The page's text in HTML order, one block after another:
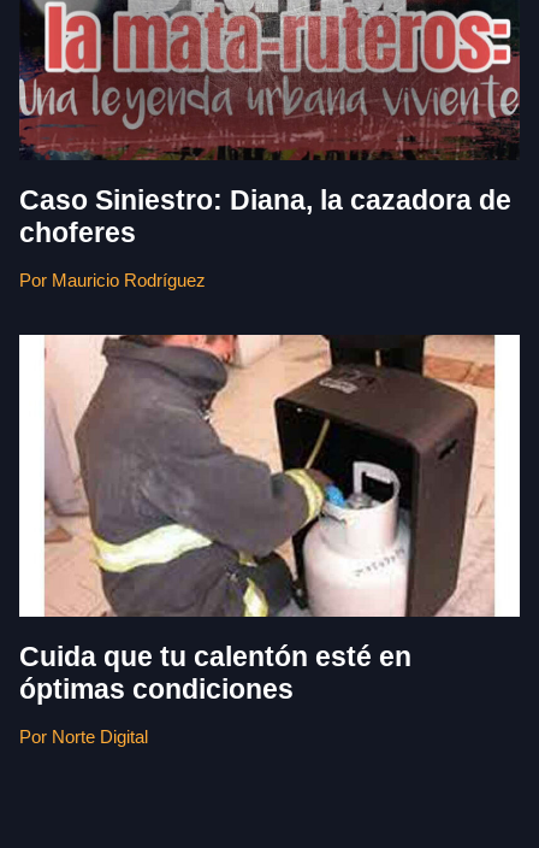
Caso Siniestro: Diana, la cazadora de
choferes
Por Mauricio Rodríguez
Cuida que tu calentón esté en
óptimas condiciones
Por Norte Digital